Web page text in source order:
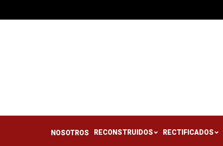
NOSOTROS RECONSTRUIDOS RECTIFICADOS
NOSOTROS RECONSTRUIDOS